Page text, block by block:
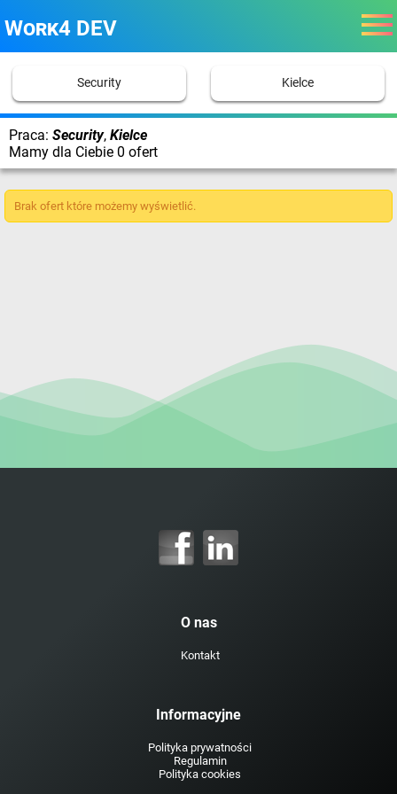
Work4 DEV
Security Kielce
Praca: Security, Kielce
Mamy dla Ciebie 0 ofert
Brak ofert które możemy wyświetlić.
O nas
Kontakt
Informacyjne
Polityka prywatności
Regulamin
Polityka cookies